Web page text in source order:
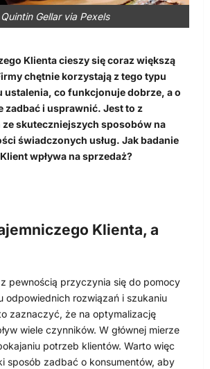
Quintin Gellar via Pexels
Klienta cieszy się coraz większą
chętnie korzystają z tego typu
ustalenia, co funkcjonuje dobrze, a o
zadbać i usprawnić. Jest to z
skuteczniejszych sposobów na
świadczonych usług. Jak badanie
wpływa na sprzedaż?
Klienta, a
pewnością przyczynia się do pomocy
odpowiednich rozwiązań i szukaniu
zaznaczyć, że na optymalizację
wiele czynników. W głównej mierze
potrzeb klientów. Warto więc
sposób zadbać o konsumentów, aby